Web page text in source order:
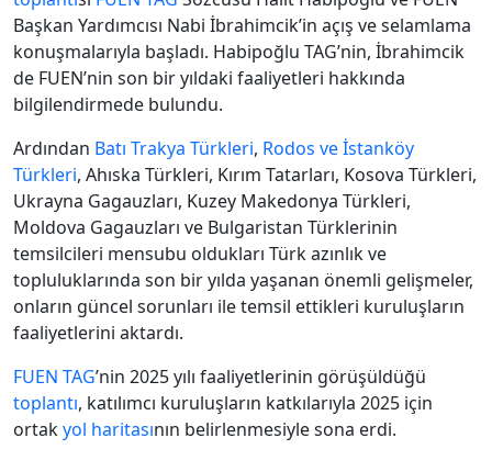
Başkan Yardımcısı Nabi İbrahimcik’in açış ve selamlama
konuşmalarıyla başladı. Habipoğlu TAG’nin, İbrahimcik
de FUEN’nin son bir yıldaki faaliyetleri hakkında
bilgilendirmede bulundu.
Ardından Batı Trakya Türkleri, Rodos ve İstanköy
Türkleri, Ahıska Türkleri, Kırım Tatarları, Kosova Türkleri,
Ukrayna Gagauzları, Kuzey Makedonya Türkleri,
Moldova Gagauzları ve Bulgaristan Türklerinin
temsilcileri mensubu oldukları Türk azınlık ve
topluluklarında son bir yılda yaşanan önemli gelişmeler,
onların güncel sorunları ile temsil ettikleri kuruluşların
faaliyetlerini aktardı.
FUEN TAG’nin 2025 yılı faaliyetlerinin görüşüldüğü
toplantı, katılımcı kuruluşların katkılarıyla 2025 için
ortakyol haritasının belirlenmesiyle sona erdi.